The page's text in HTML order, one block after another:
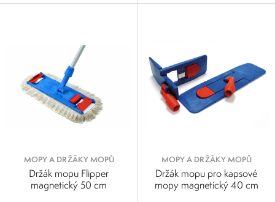
MOPY A DRŽÁKY MOPŮ
Držák mopu Flipper
magnetický 50 cm
MOPY A DRŽÁKY MOPŮ
Držák mopu pro kapsové
mopy magnetický 40 cm